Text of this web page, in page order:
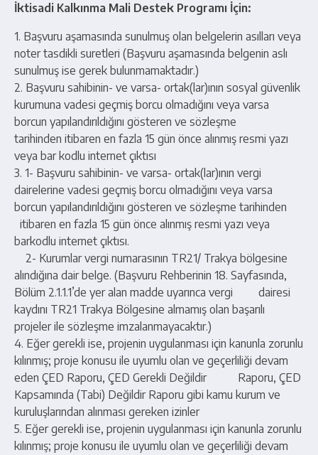
İktisadi Kalkınma Mali Destek Programı İçin:
1. Başvuru aşamasında sunulmuş olan belgelerin asılları veya
noter tasdikli suretleri (Başvuru aşamasında belgenin aslı
sunulmuş ise gerek bulunmamaktadır.)
2. Başvuru sahibinin- ve varsa- ortak(lar)ının sosyal güvenlik
kurumuna vadesi geçmiş borcu olmadığını veya varsa
borcun yapılandırıldığını gösteren ve sözleşme
tarihinden itibaren en fazla 15 gün önce alınmış resmi yazı
veya bar kodlu internet çıktısı
3. 1- Başvuru sahibinin- ve varsa- ortak(lar)ının vergi
dairelerine vadesi geçmiş borcu olmadığını veya varsa
borcun yapılandırıldığını gösteren ve sözleşme tarihinden
itibaren en fazla 15 gün önce alınmış resmi yazı veya
barkodlu internet çıktısı.
2- Kurumlar vergi numarasının TR21/ Trakya bölgesine
alındığına dair belge. (Başvuru Rehberinin 18. Sayfasında,
Bölüm 2.1.1.1’de yer alan madde uyarınca vergi dairesi
kaydını TR21 Trakya Bölgesine almamış olan başarılı
projeler ile sözleşme imzalanmayacaktır.)
4. Eğer gerekli ise, projenin uygulanması için kanunla zorunlu
kılınmış; proje konusu ile uyumlu olan ve geçerliliği devam
eden ÇED Raporu, ÇED Gerekli Değildir Raporu, ÇED
Kapsamında (Tabi) Değildir Raporu gibi kamu kurum ve
kuruluşlarından alınması gereken izinler
5. Eğer gerekli ise, projenin uygulanması için kanunla zorunlu
kılınmış; proje konusu ile uyumlu olan ve geçerliliği devam